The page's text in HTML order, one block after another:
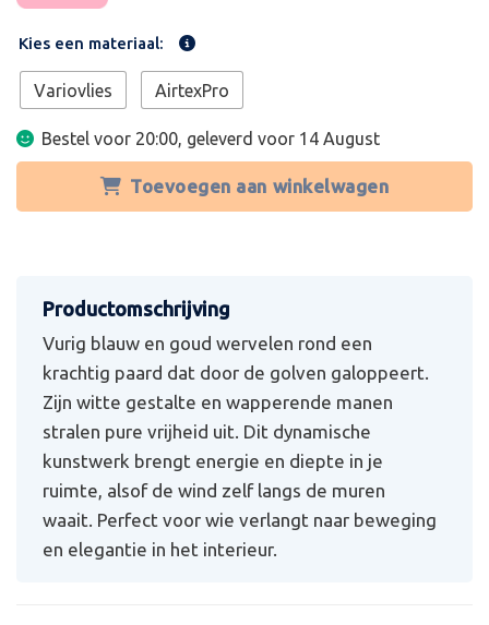
Kies een materiaal:
Variovlies AirtexPro
Bestel voor 20:00, geleverd voor 14 August
Toevoegen aan winkelwagen
Vurig blauw en goud wervelen rond een
krachtig paard dat door de golven galoppeert.
Zijn witte gestalte en wapperende manen
stralen pure vrijheid uit. Dit dynamische
kunstwerk brengt energie en diepte in je
ruimte, alsof de wind zelf langs de muren
waait. Perfect voor wie verlangt naar beweging
en elegantie in het interieur.